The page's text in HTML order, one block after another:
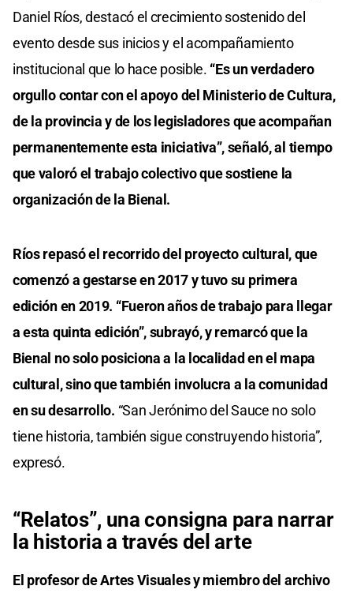
Daniel Ríos, destacó el crecimiento sostenido del
evento desde sus inicios y el acompañamiento
institucional que lo hace posible. “Es un verdadero
orgullo contar con el apoyo del Ministerio de Cultura,
de la provincia y de los legisladores que acompañan
permanentemente esta iniciativa”, señaló, al tiempo
que valoró el trabajo colectivo que sostiene la
organización de la Bienal.
Ríos repasó el recorrido del proyecto cultural, que
comenzó a gestarse en 2017 y tuvo su primera
edición en 2019. “Fueron años de trabajo para llegar
a esta quinta edición”, subrayó, y remarcó que la
Bienal no solo posiciona a la localidad en el mapa
cultural, sino que también involucra a la comunidad
en su desarrollo. “San Jerónimo del Sauce no solo
tiene historia, también sigue construyendo historia”,
expresó.
“Relatos”, una consigna para narrar
la historia a través del arte
El profesor de Artes Visuales y miembro del archivo